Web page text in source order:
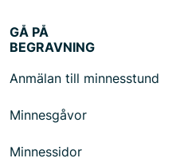
GÅ PÅ
BEGRAVNING
Anmälan till minnesstund
Minnesgåvor
Minnessidor